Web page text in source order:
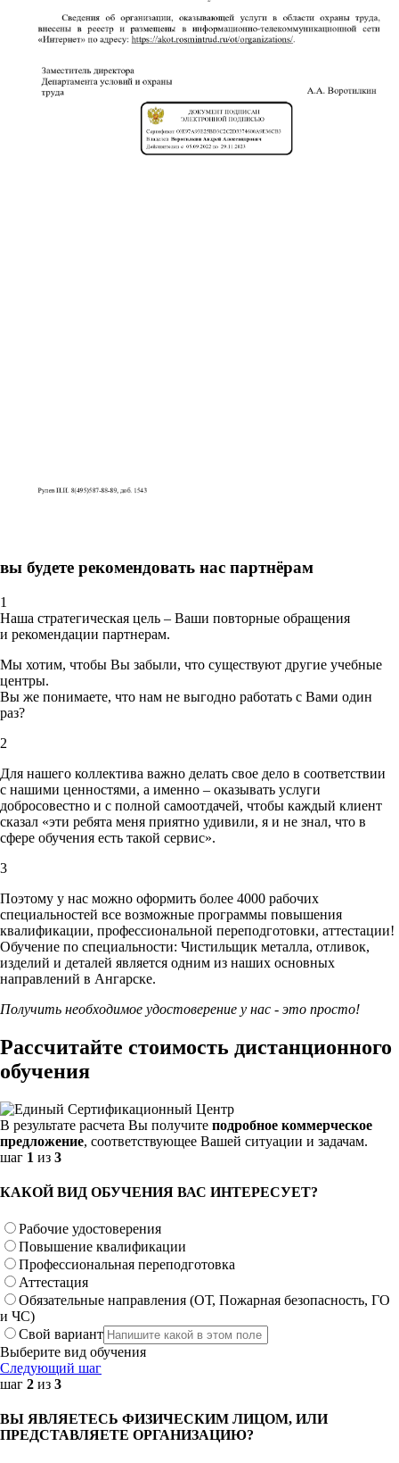
вы будете рекомендовать нас партнёрам
1
Наша стратегическая цель – Ваши повторные обращения
и рекомендации партнерам.
Мы хотим, чтобы Вы забыли, что существуют другие учебные
центры.
Вы же понимаете, что нам не выгодно работать с Вами один
раз?
2
Для нашего коллектива важно делать свое дело в соответствии
с нашими ценностями, а именно – оказывать услуги
добросовестно и с полной самоотдачей, чтобы каждый клиент
сказал «эти ребята меня приятно удивили, я и не знал, что в
сфере обучения есть такой сервис».
3
Поэтому у нас можно оформить более 4000 рабочих
специальностей все возможные программы повышения
квалификации, профессиональной переподготовки, аттестации!
Обучение по специальности: Чистильщик металла, отливок,
изделий и деталей является одним из наших основных
направлений в Ангарске.
Получить необходимое удостоверение у нас - это просто!
Рассчитайте стоимость дистанционного
обучения
В результате расчета Вы получите подробное коммерческое
предложение, соответствующее Вашей ситуации и задачам.
шаг 1 из 3
КАКОЙ ВИД ОБУЧЕНИЯ ВАС ИНТЕРЕСУЕТ?
Рабочие удостоверения
Повышение квалификации
Профессиональная переподготовка
Аттестация
Обязательные направления (ОТ, Пожарная безопасность, ГО
и ЧС)
Свой вариант
Выберите вид обучения
Следующий шаг
шаг 2 из 3
ВЫ ЯВЛЯЕТЕСЬ ФИЗИЧЕСКИМ ЛИЦОМ, ИЛИ
ПРЕДСТАВЛЯЕТЕ ОРГАНИЗАЦИЮ?